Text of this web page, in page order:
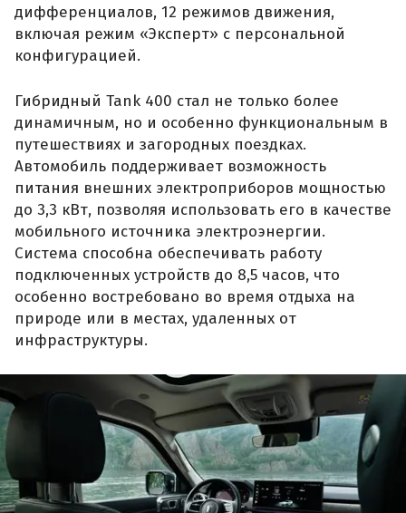
дифференциалов, 12 режимов движения,
включая режим «Эксперт» с персональной
конфигурацией.
Гибридный Tank 400 стал не только более
динамичным, но и особенно функциональным в
путешествиях и загородных поездках.
Автомобиль поддерживает возможность
питания внешних электроприборов мощностью
до 3,3 кВт, позволяя использовать его в качестве
мобильного источника электроэнергии.
Система способна обеспечивать работу
подключенных устройств до 8,5 часов, что
особенно востребовано во время отдыха на
природе или в местах, удаленных от
инфраструктуры.